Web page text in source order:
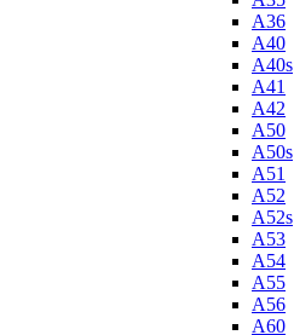
A36
A40
A40s
A41
A42
A50
A50s
A51
A52
A52s
A53
A54
A55
A56
A60